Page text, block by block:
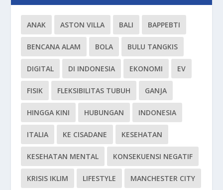
ANAK ASTON VILLA BALI BAPPEBTI
BENCANA ALAM BOLA BULU TANGKIS
DIGITAL DI INDONESIA EKONOMI EV
FISIK FLEKSIBILITAS TUBUH GANJA
HINGGA KINI HUBUNGAN INDONESIA
ITALIA KE CISADANE KESEHATAN
KESEHATAN MENTAL KONSEKUENSI NEGATIF
KRISIS IKLIM LIFESTYLE MANCHESTER CITY